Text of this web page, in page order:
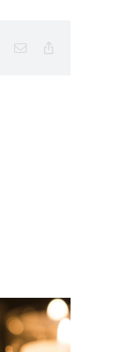
Xing Email